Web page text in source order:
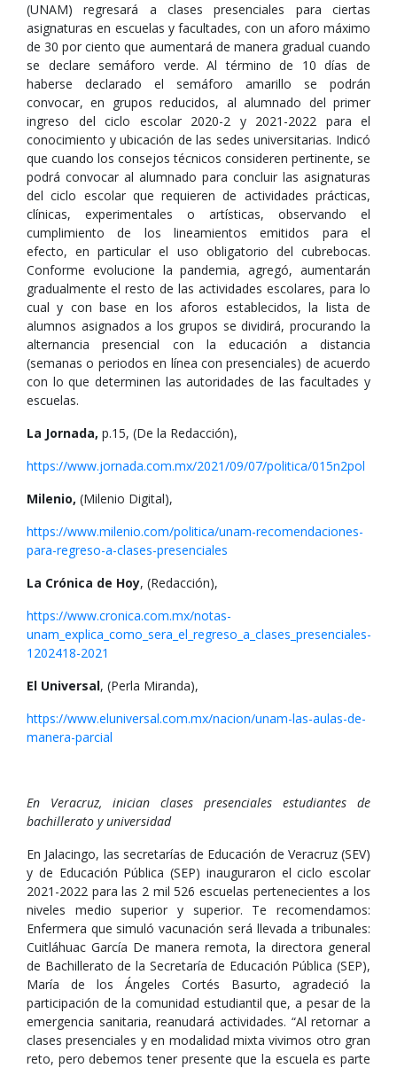
(UNAM) regresará a clases presenciales para ciertas
asignaturas en escuelas y facultades, con un aforo máximo
de 30 por ciento que aumentará de manera gradual cuando
se declare semáforo verde. Al término de 10 días de
haberse declarado el semáforo amarillo se podrán
convocar, en grupos reducidos, al alumnado del primer
ingreso del ciclo escolar 2020-2 y 2021-2022 para el
conocimiento y ubicación de las sedes universitarias. Indicó
que cuando los consejos técnicos consideren pertinente, se
podrá convocar al alumnado para concluir las asignaturas
del ciclo escolar que requieren de actividades prácticas,
clínicas, experimentales o artísticas, observando el
cumplimiento de los lineamientos emitidos para el
efecto, en particular el uso obligatorio del cubrebocas.
Conforme evolucione la pandemia, agregó, aumentarán
gradualmente el resto de las actividades escolares, para lo
cual y con base en los aforos establecidos, la lista de
alumnos asignados a los grupos se dividirá, procurando la
alternancia presencial con la educación a distancia
(semanas o periodos en línea con presenciales) de acuerdo
con lo que determinen las autoridades de las facultades y
escuelas.
La Jornada, p.15, (De la Redacción),
https://www.jornada.com.mx/2021/09/07/politica/015n2pol
Milenio, (Milenio Digital),
https://www.milenio.com/politica/unam-recomendaciones-
para-regreso-a-clases-presenciales
La Crónica de Hoy, (Redacción),
https://www.cronica.com.mx/notas-
unam_explica_como_sera_el_regreso_a_clases_presenciales-
1202418-2021
El Universal, (Perla Miranda),
https://www.eluniversal.com.mx/nacion/unam-las-aulas-de-
manera-parcial
En Veracruz, inician clases presenciales estudiantes de
bachillerato y universidad
En Jalacingo, las secretarías de Educación de Veracruz (SEV)
y de Educación Pública (SEP) inauguraron el ciclo escolar
2021-2022 para las 2 mil 526 escuelas pertenecientes a los
niveles medio superior y superior. Te recomendamos:
Enfermera que simuló vacunación será llevada a tribunales:
Cuitláhuac García De manera remota, la directora general
de Bachillerato de la Secretaría de Educación Pública (SEP),
María de los Ángeles Cortés Basurto, agradeció la
participación de la comunidad estudiantil que, a pesar de la
emergencia sanitaria, reanudará actividades. “Al retornar a
clases presenciales y en modalidad mixta vivimos otro gran
reto, pero debemos tener presente que la escuela es parte